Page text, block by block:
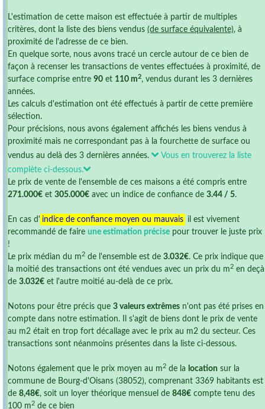
L'estimation de cette maison est effectuée à partir de multiples
critères, dont la liste des biens vendus (de surface équivalente), à
proximité de l'adresse de ce bien.
En quelque sorte, nous avons tracé un cercle autour de ce bien de
façon à recenser les transactions de ventes effectuées à proximité, de
surface comprise entre 90 et 110 m2, vendus durant les 3 dernières
années.
Les calculs d'estimation ont été effectués à partir de cette première
sélection.
Pour précisions, nous avons également affichés les biens vendus à
proximité mais ne correspondant pas à la fourchette de surface ou
vendus au delà des 3 dernières années.
Vous en trouverez la liste
complète ci-dessous.
Le prix de vente de l'ensemble de ces maisons a été compris entre
271.000€ et 305.000€ avec un indice de confiance de 3.44 / 5.
En cas d' indice de confiance moyen ou mauvais il est vivement
recommandé de faire une estimation précise pour trouver le juste prix
!
Le prix médian du m 2 de l'ensemble est de 3.032€. Ce prix indique que
la moitié des transactions ont été vendues avec un prix du m 2 en deçà
de 3.032€ et l'autre moitié au-delà de ce prix.
Notons pour être précis que 3 valeurs extrêmes n'ont pas été prises en
compte dans notre estimation. Il s'agit de biens dont le prix de vente
au m2 était en trop fort décallage avec le prix au m2 du secteur. Ces
transactions sont néanmoins présentes dans la liste ci-dessous.
Notons également que le prix moyen au m 2 de la location sur la
commune de Bourg-d'Oisans (38052), comprenant 3369 habitants est
de 8,48€, soit un loyer théorique mensuel de 848€ compte tenu des
100 m 2 de ce bien